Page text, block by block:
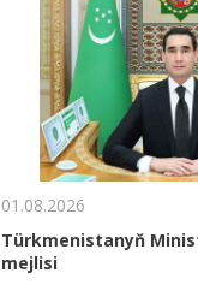
01.08.2026
Türkmenistanyň
mejlisi